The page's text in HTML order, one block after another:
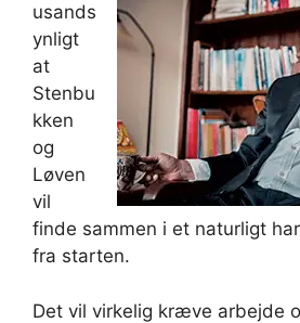
usands
ynligt
at
Stenbu
kken
og
Løven
vil
finde sammen i et naturligt
fra starten.
Det vil virkelig kræve arbejde